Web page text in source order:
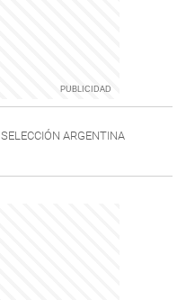
SELECCIÓN ARGENTINA